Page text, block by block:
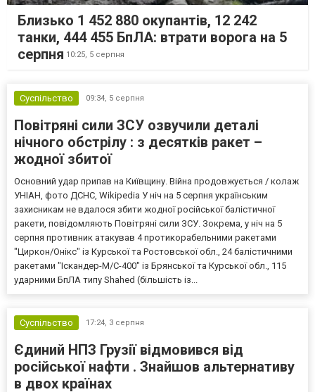
Близько 1 452 880 окупантів, 12 242
танки, 444 455 БпЛА: втрати ворога на 5
серпня 10:25, 5 серпня
Суспільство 09:34, 5 серпня
Повітряні сили ЗСУ озвучили деталі
нічного обстрілу : з десятків ракет –
жодної збитої
Основний удар припав на Київщину. Війна продовжується / колаж
УНІАН, фото ДСНС, Wikipedia У ніч на 5 серпня українським
захисникам не вдалося збити жодної російської балістичної
ракети, повідомляють Повітряні сили ЗСУ. Зокрема, у ніч на 5
серпня противник атакував 4 протикорабельними ракетами
"Циркон/Онікс" із Курської та Ростовської обл., 24 балістичними
ракетами "Іскандер-М/С-400" із Брянської та Курської обл., 115
ударними БпЛА типу Shahed (більшість із...
Суспільство 17:24, 3 серпня
Єдиний НПЗ Грузії відмовився від
російської нафти . Знайшов альтернативу
в двох країнах